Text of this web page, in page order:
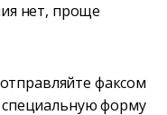
нет, проще
факсом
форму